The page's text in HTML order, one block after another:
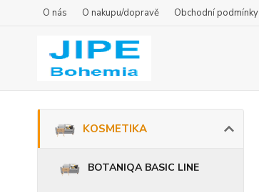
O nás O nakupu/dopravě Obchodní podmínky
KOSMETIKA
BOTANIQA BASIC LINE